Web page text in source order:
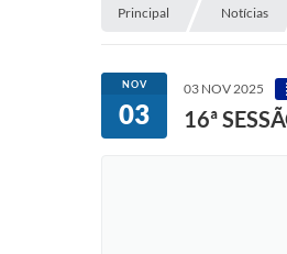
Principal Notícias
NOV
03
03 NOV 2025
16ª